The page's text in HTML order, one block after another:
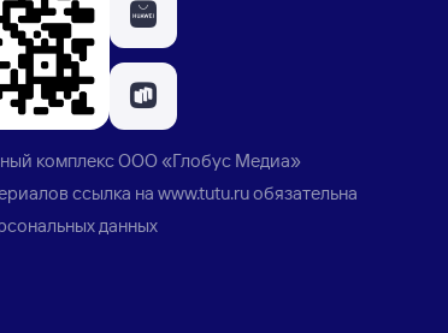
комплексООО «Глобус Медиа»
ссылка наwww.tutu.ruобязательна
данных